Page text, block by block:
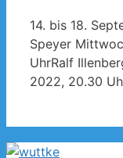
14. bis 18.
Speyer
UhrRalf
2022, 20.30